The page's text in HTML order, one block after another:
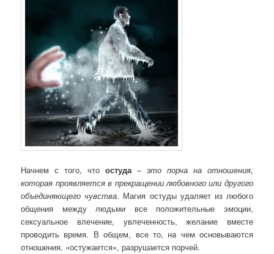
Начнем с того, чтоостуда– это порча на отношения,
которая проявляется в прекращении любовного или другого
объединяющего чувства. Магия остуды удаляет из любого
общения между людьми все положительные эмоции,
сексуальное влечение, увлеченность, желание вместе
проводить время. В общем, все то, на чем основываются
отношения, «остужается», разрушается порчей.